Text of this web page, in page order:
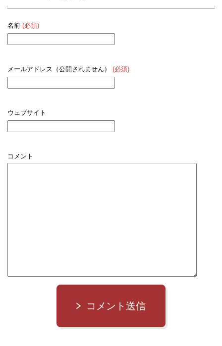
名前 (必須)
メールアドレス（公開されません） (必須)
ウェブサイト
コメント
コメント送信